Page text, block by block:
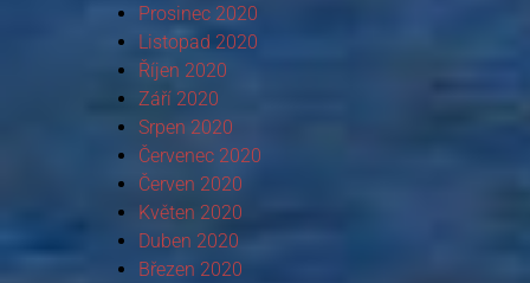
Prosinec 2020
Listopad 2020
Říjen 2020
Září 2020
Srpen 2020
Červenec 2020
Červen 2020
Květen 2020
Duben 2020
Březen 2020